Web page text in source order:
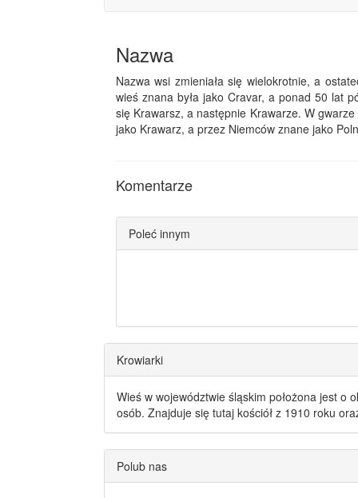
Nazwa
Nazwa wsi zmieniała się wielokrotnie, a
wieś znana była jako Cravar, a ponad 50 lat
się Krawarsz, a następnie Krawarze. W
jako Krawarz, a przez Niemców znane jako
Komentarze
Poleć innym
Krowiarki
Wieś w województwie śląskim położona jest o
osób. Znajduje się tutaj kościół z 1910 roku
Polub nas